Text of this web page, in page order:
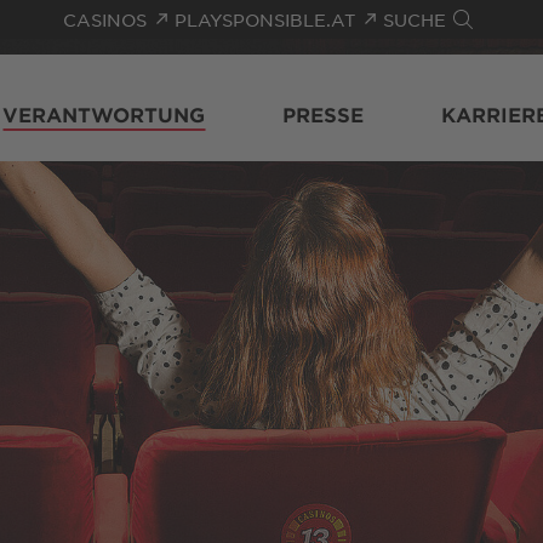
CASINOS PLAYSPONSIBLE.AT SUCHE
VERANTWORTUNG
Überblick
PRESSE